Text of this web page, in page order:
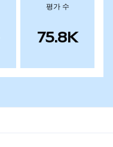
평가 수
75.8K